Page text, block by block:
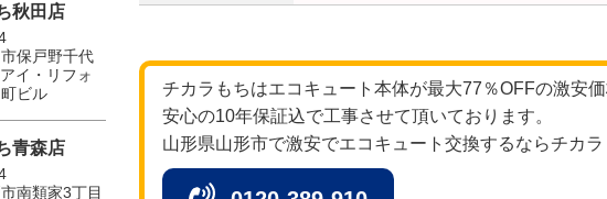
チカラもちはエコキュート本体が最大77％OFFの激安
安心の10年保証込で工事させて頂いております。
山形県山形市で激安でエコキュート交換するならチカ
秋田店
保戸野千代
イ・リフォ
ビル
青森店
南類家3丁目